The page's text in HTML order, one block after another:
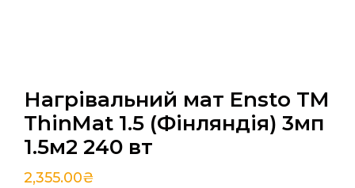
Нагрівальний мат Ensto TM
ThinMat 1.5 (Фінляндія) 3мп
1.5м2 240 вт
2,355.00₴